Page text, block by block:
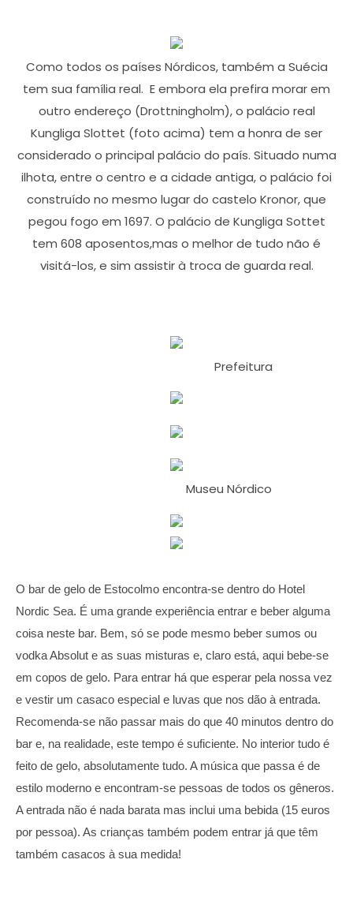
Como todos os países Nórdicos, também a Suécia
tem sua família real. E embora ela prefira morar em
outro endereço (Drottningholm), o palácio real
Kungliga Slottet (foto acima) tem a honra de ser
considerado o principal palácio do país. Situado numa
ilhota, entre o centro e a cidade antiga, o palácio foi
construído no mesmo lugar do castelo Kronor, que
pegou fogo em 1697. O palácio de Kungliga Sottet
tem 608 aposentos,mas o melhor de tudo não é
visitá-los, e sim assistir à troca de guarda real.
Prefeitura
Museu Nórdico
O bar de gelo de Estocolmo encontra-se dentro do Hotel
Nordic Sea. É uma grande experiência entrar e beber alguma
coisa neste bar. Bem, só se pode mesmo beber sumos ou
vodka Absolut e as suas misturas e, claro está, aqui bebe-se
em copos de gelo. Para entrar há que esperar pela nossa vez
e vestir um casaco especial e luvas que nos dão à entrada.
Recomenda-se não passar mais do que 40 minutos dentro do
bar e, na realidade, este tempo é suficiente. No interior tudo é
feito de gelo, absolutamente tudo. A música que passa é de
estilo moderno e encontram-se pessoas de todos os gêneros.
A entrada não é nada barata mas inclui uma bebida (15 euros
por pessoa). As crianças também podem entrar já que têm
também casacos à sua medida!